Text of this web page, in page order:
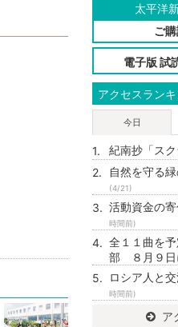
太平洋
ご
電子版 試
アクセスラン
今日
紀南抄「ス
自然を守る
(4/21)
活動資金の
時間前)
全１１曲を
部 ８月９日
ロシア人と
時間前)
ア